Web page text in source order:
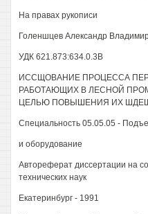
На правах рукописи
Голеншцев Александр
УДК 621.873:634.0.3В
ИССЩОВАНИЕ ПРОЦЕССА
РАБОТАЮЩИХ В ЛЕСНОЙ
ЦЕЛЬЮ ПОВЫШЕНИЯ ИХ
Специальность 05.05.05 -
и оборудование
Автореферат диссертации на
технических наук
Екатеринбург - 1991